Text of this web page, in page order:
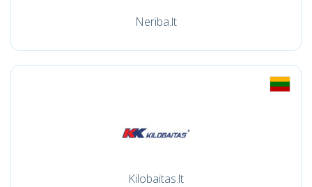
Neriba.lt
Kilobaitas.lt